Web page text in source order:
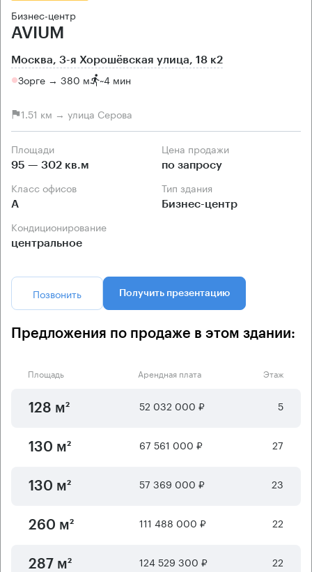
Бизнес-центр
AVIUM
Москва, 3-я Хорошёвская улица, 18 к2
Зорге → 380 м ~4 мин
1.51 км → улица Серова
Площади
95 — 302 кв.м
Цена продажи
по запросу
Класс офисов
А
Тип здания
Бизнес-центр
Кондиционирование
центральное
Позвонить Получить презентацию
Предложения по продаже в этом здании:
Площадь Арендная плата Этаж
128 м² 52 032 000 ₽ 5
130 м² 67 561 000 ₽ 27
130 м² 57 369 000 ₽ 23
260 м² 111 488 000 ₽ 22
287 м² 124 529 300 ₽ 22